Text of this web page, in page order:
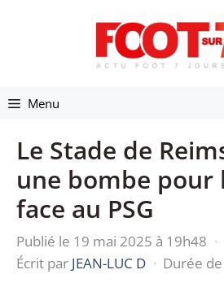
Menu
Le Stade de
une bombe pour
face au PSG
Publié le 19 mai 2025 à 19h48 ·
Écrit par JEAN-LUC D · Durée